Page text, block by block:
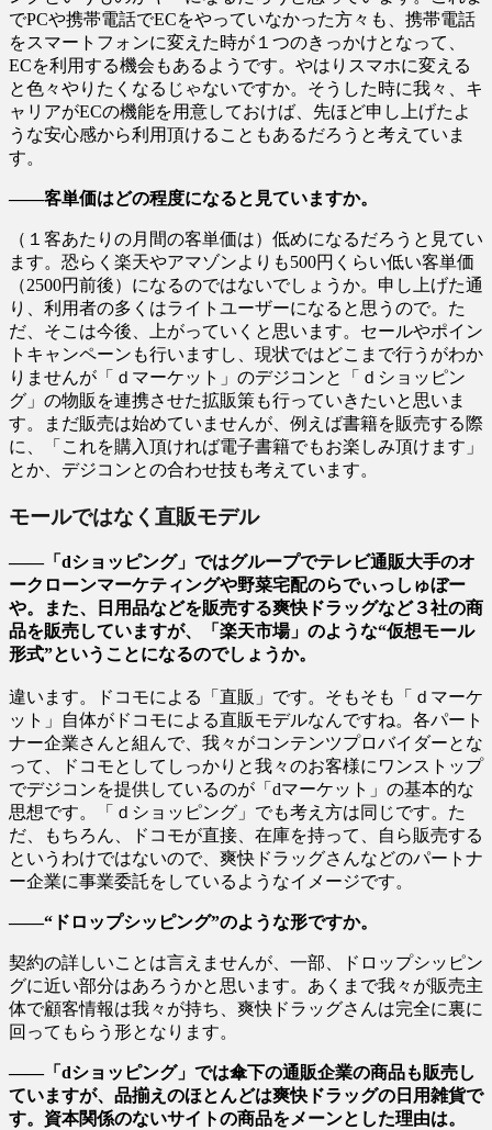
でPCや携帯電話でECをやっていなかった方々も、携帯電話
をスマートフォンに変えた時が１つのきっかけとなって、
ECを利用する機会もあるようです。やはりスマホに変える
と色々やりたくなるじゃないですか。そうした時に我々、キ
ャリアがECの機能を用意しておけば、先ほど申し上げたよ
うな安心感から利用頂けることもあるだろうと考えていま
す。
――客単価はどの程度になると見ていますか。
（１客あたりの月間の客単価は）低めになるだろうと見てい
ます。恐らく楽天やアマゾンよりも500円くらい低い客単価
（2500円前後）になるのではないでしょうか。申し上げた通
り、利用者の多くはライトユーザーになると思うので。た
だ、そこは今後、上がっていくと思います。セールやポイン
トキャンペーンも行いますし、現状ではどこまで行うがわか
りませんが「ｄマーケット」のデジコンと「ｄショッピン
グ」の物販を連携させた拡販策も行っていきたいと思いま
す。まだ販売は始めていませんが、例えば書籍を販売する際
に、「これを購入頂ければ電子書籍でもお楽しみ頂けます」
とか、デジコンとの合わせ技も考えています。
モールではなく直販モデル
――「dショッピング」ではグループでテレビ通販大手のオ
ークローンマーケティングや野菜宅配のらでぃっしゅぼー
や。また、日用品などを販売する爽快ドラッグなど３社の商
品を販売していますが、「楽天市場」のような“仮想モール
形式”ということになるのでしょうか。
違います。ドコモによる「直販」です。そもそも「ｄマーケ
ット」自体がドコモによる直販モデルなんですね。各パート
ナー企業さんと組んで、我々がコンテンツプロバイダーとな
って、ドコモとしてしっかりと我々のお客様にワンストップ
でデジコンを提供しているのが「dマーケット」の基本的な
思想です。「ｄショッピング」でも考え方は同じです。た
だ、もちろん、ドコモが直接、在庫を持って、自ら販売する
というわけではないので、爽快ドラッグさんなどのパートナ
ー企業に事業委託をしているようなイメージです。
――“ドロップシッピング”のような形ですか。
契約の詳しいことは言えませんが、一部、ドロップシッピン
グに近い部分はあろうかと思います。あくまで我々が販売主
体で顧客情報は我々が持ち、爽快ドラッグさんは完全に裏に
回ってもらう形となります。
――「dショッピング」では傘下の通販企業の商品も販売し
ていますが、品揃えのほとんどは爽快ドラッグの日用雑貨で
す。資本関係のないサイトの商品をメーンとした理由は。